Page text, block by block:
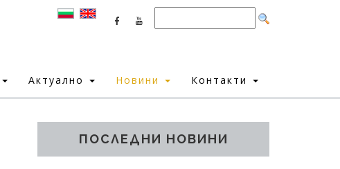
Актуално Новини Контакти
ПОСЛЕДНИ НОВИНИ